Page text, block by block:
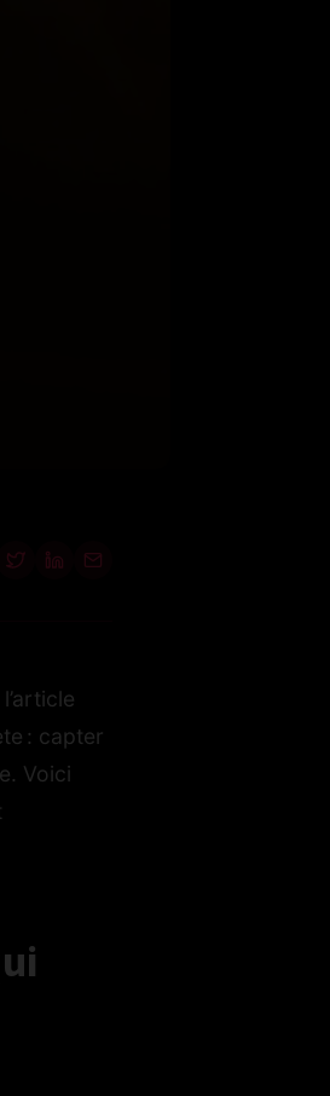
: capter
Voici